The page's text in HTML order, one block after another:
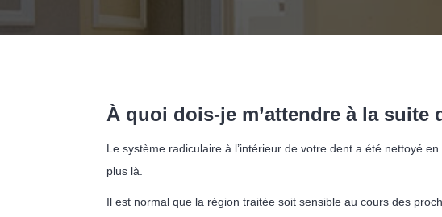
À quoi dois-je m’attendre à la suite
Le système radiculaire à l’intérieur de votre dent a été nettoyé
plus là.
Il est normal que la région traitée soit sensible au cours des